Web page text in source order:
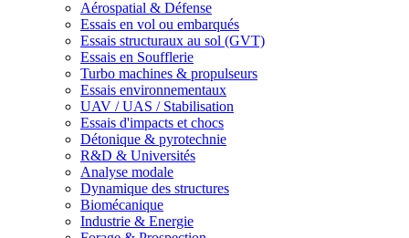
Aérospatial & Défense
Essais en vol ou embarqués
Essais structuraux au sol (GVT)
Essais en Soufflerie
Turbo machines & propulseurs
Essais environnementaux
UAV / UAS / Stabilisation
Essais d'impacts et chocs
Détonique & pyrotechnie
R&D & Universités
Analyse modale
Dynamique des structures
Biomécanique
Industrie & Energie